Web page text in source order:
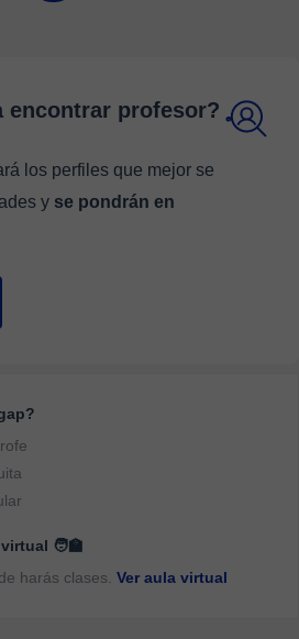
encontrar profesor?
los perfiles que mejor se
y se pondrán en
🧑‍🏫
harás clases. Ver aula virtual